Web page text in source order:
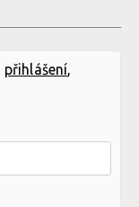
přihlášení,